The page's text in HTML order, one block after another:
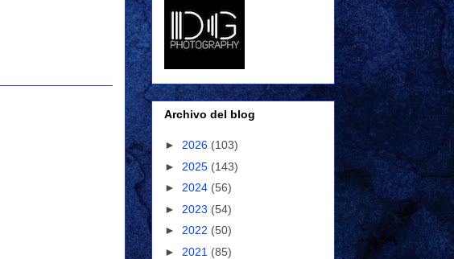
Archivo del blog
► 2026 (103)
► 2025 (143)
► 2024 (56)
► 2023 (54)
► 2022 (50)
► 2021 (85)